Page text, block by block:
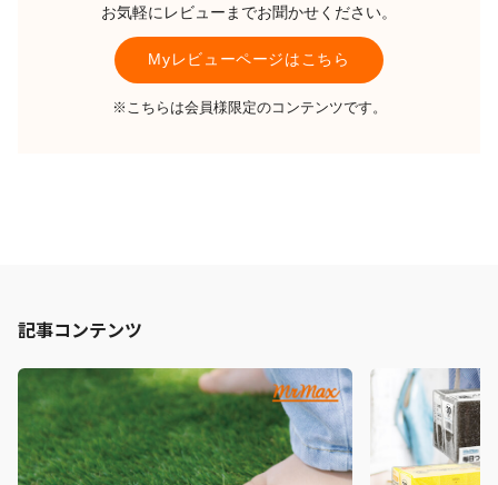
お気軽にレビューまでお聞かせください。
Myレビューページはこちら
※こちらは会員様限定のコンテンツです。
記事コンテンツ